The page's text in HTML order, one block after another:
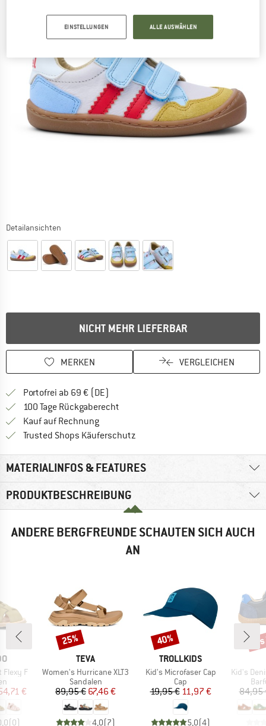
Detailansichten
NICHT MEHR LIEFERBAR
MERKEN VERGLEICHEN
Portofrei ab 69 € (DE)
100 Tage Rückgaberecht
Kauf auf RechnungFinde die Zahlungs-Infos hier! Öffnet
Trusted Shops Käuferschutz
MATERIALINFOS & FEATURES
PRODUKTBESCHREIBUNG
ANDERE BERGFREUNDE SCHAUTEN SICH AUCH
AN
Flexy F
Preis
€
(0)
MARKE
TEVA
Artikel
Women's Hurricane XLT3
Produktgruppe
Sandalen
Preis
89,95 €reduzierter Preis
67,46 €
4,0(7)
Rabatt
25%
MARKE
TROLLKIDS
Artikel
Kid's Microfaser Cap
Produktgruppe
Cap
Preis
19,95 €reduzierter Preis
11,97 €
5,0(4)
Rabatt
40%
Artikel
Kid's
84,95
EINSTELLUNGEN ALLE AUSWÄHLEN